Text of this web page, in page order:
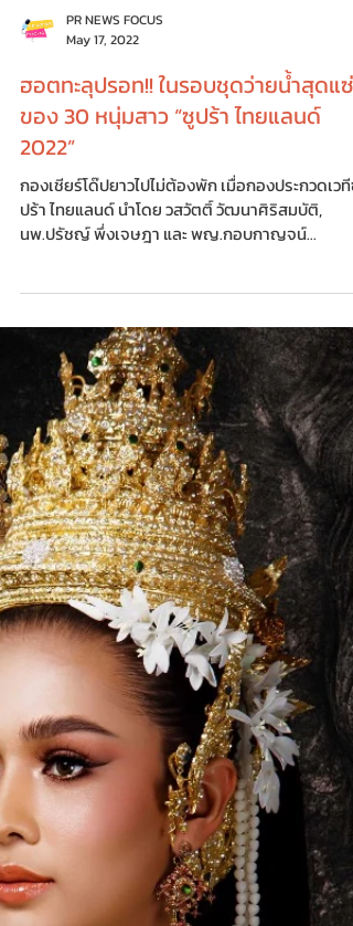
PR NEWS FOCUS
May 17, 2022
ฮอตทะลุปรอท!! ในรอบชุดว่ายน้ำสุดแซ่บ
ของ 30 หนุ่มสาว “ซูปร้า ไทยแลนด์
2022”
กองเชียร์โด๊ปยาวไปไม่ต้องพัก เมื่อกองประกวดเวทีซู
นพ.ปรัชญ์ พึ่งเจษฎา และ พญ.กอบกาญจน์...